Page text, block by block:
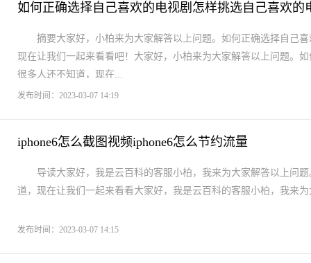
如何正确选择自己喜欢的电视剧怎样挑选自己喜欢的
摘要大家好，小柏来为大家解答以上问题。如何正确选择自己
现在让我们一起来看看吧！大家好，小柏来为大家解答以上问题。
很多人还不知道，现在...
发布时间：2023-03-07 14:19
iphone6怎么截图视频iphone6怎么节约流量
导读大家好，我是云百科的客服小柏，我来为大家解答以上问
道，现在让我们一起来看看大家好，我是云百科的客服小柏，我来
发布时间：2023-03-07 14:15